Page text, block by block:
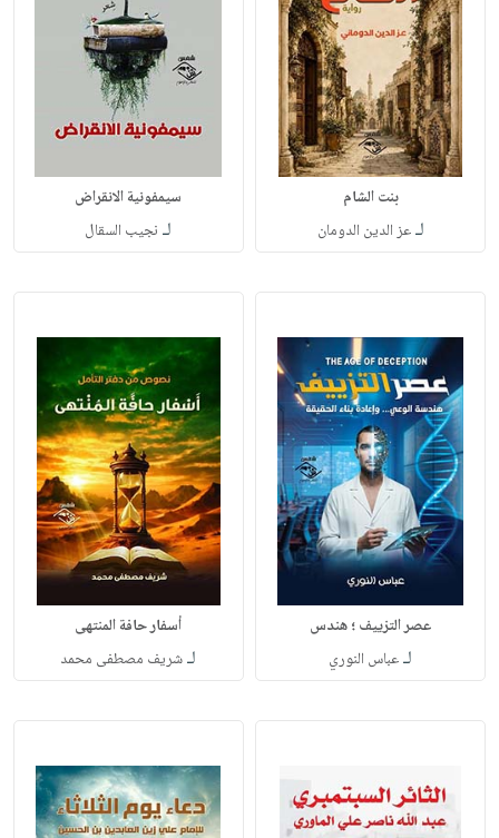
بنت الشام
لـعز الدين الدومان
سيمفونية الانقراض
لـ نجيب السقال
عصر التزييف ؛ هندس
لـعباس النوري
أسفار حافة المنتهى
لـشريف مصطفى محمد